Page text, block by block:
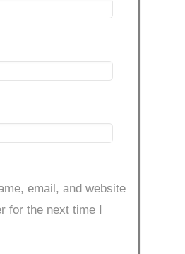
email, and website
for the next time I